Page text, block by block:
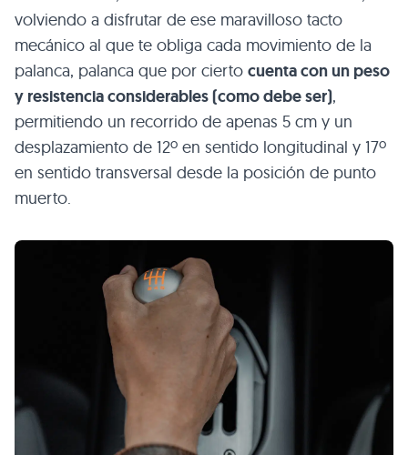
volviendo a disfrutar de ese maravilloso tacto
mecánico al que te obliga cada movimiento de la
palanca, palanca que por cierto cuenta con un peso
y resistencia considerables (como debe ser),
permitiendo un recorrido de apenas 5 cm y un
desplazamiento de 12º en sentido longitudinal y 17º
en sentido transversal desde la posición de punto
muerto.